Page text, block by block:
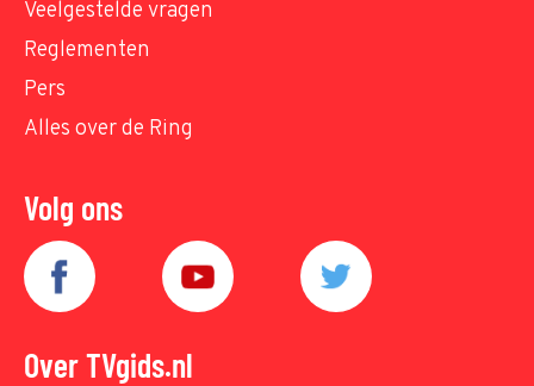
Veelgestelde vragen
Reglementen
Pers
Alles over de Ring
Volg ons
Over TVgids.nl